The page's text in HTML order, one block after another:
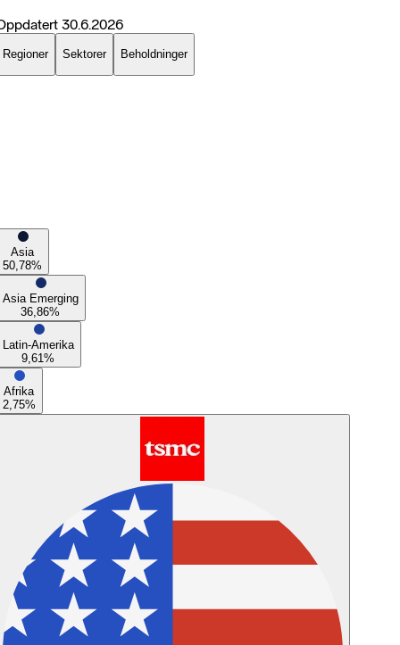
30.6.2026
Regioner Sektorer Beholdninger
Asia
50,78%
Asia Emerging
36,86%
Latin-Amerika
9,61%
Afrika
2,75%